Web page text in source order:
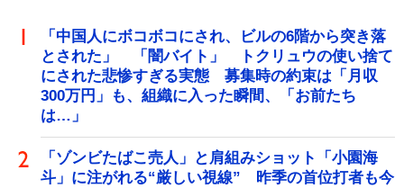
「中国人にボコボコにされ、ビルの6階から突き落
とされた」 「闇バイト」 トクリュウの使い捨て
にされた悲惨すぎる実態 募集時の約束は「月収
300万円」も、組織に入った瞬間、「お前たち
は…」
「ゾンビたばこ売人」と肩組みショット「小園海
斗」に注がれる“厳しい視線” 昨季の首位打者も今